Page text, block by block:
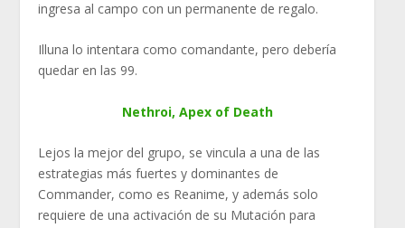
ingresa al campo con un permanente de regalo.
Illuna lo intentara como comandante, pero debería
quedar en las 99.
Nethroi, Apex of Death
Lejos la mejor del grupo, se vincula a una de las
estrategias más fuertes y dominantes de
Commander, como es Reanime, y además solo
requiere de una activación de su Mutación para